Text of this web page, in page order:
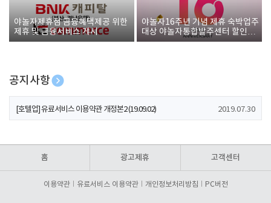
야놀자제휴점 금융혜택제공 위한
제휴 및 금융서비스 게시
야놀자16주년 기념 제휴 숙박업주
대상 야놀자통합발주센터 할인쿠
폰 증정
공지사항
[호텔업] 개인정보 처리방침 개정본1 (19.09.02)
[호텔업] 유료서비스 이용약관 개정본2 (19.09.02) 2019.07.30
홈 광고제휴 고객센터
이용약관 유료서비스 이용약관 개인정보처리방침 PC버전